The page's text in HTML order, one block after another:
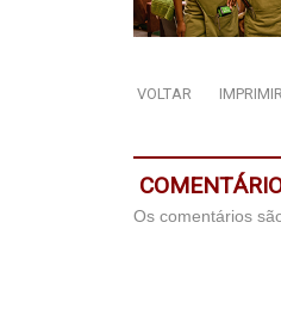
VOLTAR IMPRIMIR
Os comentários